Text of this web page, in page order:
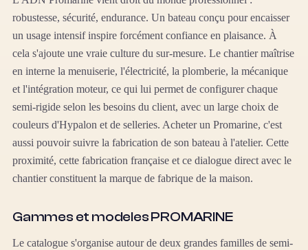
robustesse, sécurité, endurance. Un bateau conçu pour encaisser
un usage intensif inspire forcément confiance en plaisance. À
cela s'ajoute une vraie culture du sur-mesure. Le chantier maîtrise
en interne la menuiserie, l'électricité, la plomberie, la mécanique
et l'intégration moteur, ce qui lui permet de configurer chaque
semi-rigide selon les besoins du client, avec un large choix de
couleurs d'Hypalon et de selleries. Acheter un Promarine, c'est
aussi pouvoir suivre la fabrication de son bateau à l'atelier. Cette
proximité, cette fabrication française et ce dialogue direct avec le
chantier constituent la marque de fabrique de la maison.
Gammes et modeles PROMARINE
Le catalogue s'organise autour de deux grandes familles de semi-